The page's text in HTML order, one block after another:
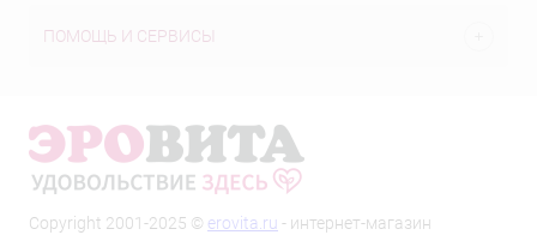
ПОМОЩЬ И СЕРВИСЫ
Copyright 2001-2025 © erovita.ru - интернет-магазин